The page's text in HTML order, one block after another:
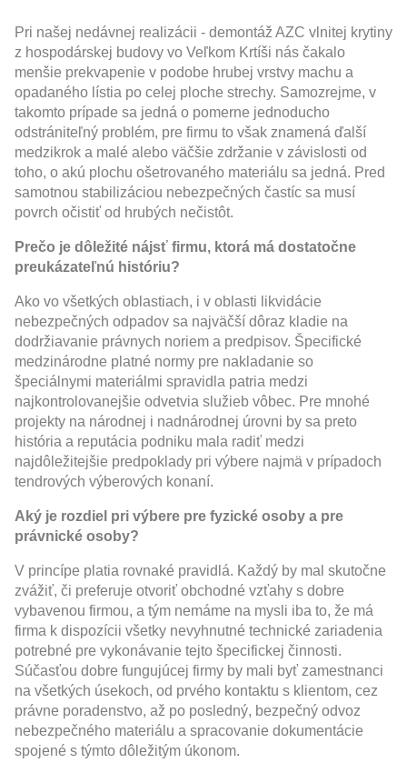
Pri našej nedávnej realizácii - demontáž AZC vlnitej krytiny
z hospodárskej budovy vo Veľkom Krtíši nás čakalo
menšie prekvapenie v podobe hrubej vrstvy machu a
opadaného lístia po celej ploche strechy. Samozrejme, v
takomto prípade sa jedná o pomerne jednoducho
odstrániteľný problém, pre firmu to však znamená ďalší
medzikrok a malé alebo väčšie zdržanie v závislosti od
toho, o akú plochu ošetrovaného materiálu sa jedná. Pred
samotnou stabilizáciou nebezpečných častíc sa musí
povrch očistiť od hrubých nečistôt.
Prečo je dôležité nájsť firmu, ktorá má dostatočne
preukázateľnú históriu?
Ako vo všetkých oblastiach, i v oblasti likvidácie
nebezpečných odpadov sa najväčší dôraz kladie na
dodržiavanie právnych noriem a predpisov. Špecifické
medzinárodne platné normy pre nakladanie so
špeciálnymi materiálmi spravidla patria medzi
najkontrolovanejšie odvetvia služieb vôbec. Pre mnohé
projekty na národnej i nadnárodnej úrovni by sa preto
história a reputácia podniku mala radiť medzi
najdôležitejšie predpoklady pri výbere najmä v prípadoch
tendrových výberových konaní.
Aký je rozdiel pri výbere pre fyzické osoby a pre
právnické osoby?
V princípe platia rovnaké pravidlá. Každý by mal skutočne
zvážiť, či preferuje otvoriť obchodné vzťahy s dobre
vybavenou firmou, a tým nemáme na mysli iba to, že má
firma k dispozícii všetky nevyhnutné technické zariadenia
potrebné pre vykonávanie tejto špecifickej činnosti.
Súčasťou dobre fungujúcej firmy by mali byť zamestnanci
na všetkých úsekoch, od prvého kontaktu s klientom, cez
právne poradenstvo, až po posledný, bezpečný odvoz
nebezpečného materiálu a spracovanie dokumentácie
spojené s týmto dôležitým úkonom.